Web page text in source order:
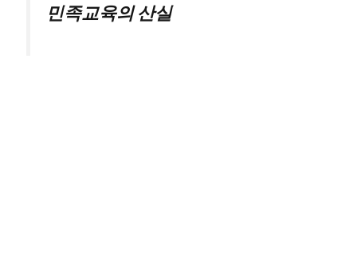
민족교육의 산실